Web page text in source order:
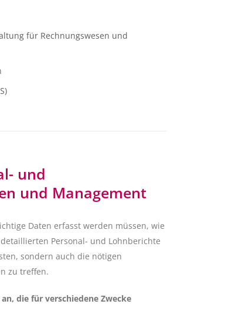
für Rechnungswesen und
und
und Management
Daten erfasst werden müssen, wie
Personal- und Lohnberichte
sondern auch die nötigen
zu treffen.
die für verschiedene Zwecke